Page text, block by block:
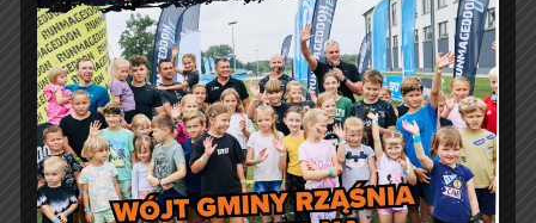
Godziny otwarcia Urzędu:
pon.: 9:00 – 17:00
wt. – pt.: 7:30 – 15:30